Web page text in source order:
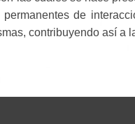
de
contribuyendo así a